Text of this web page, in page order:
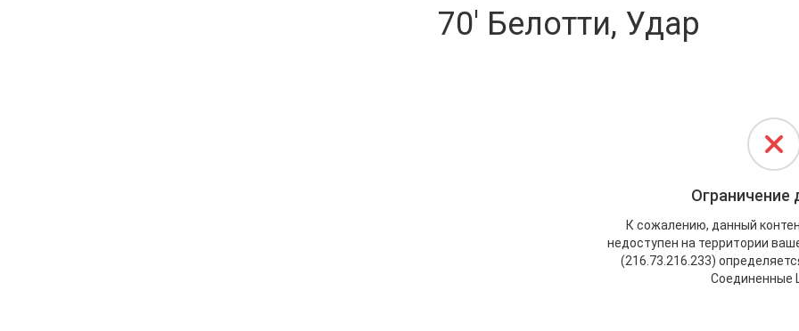
70' Белотти, Удар